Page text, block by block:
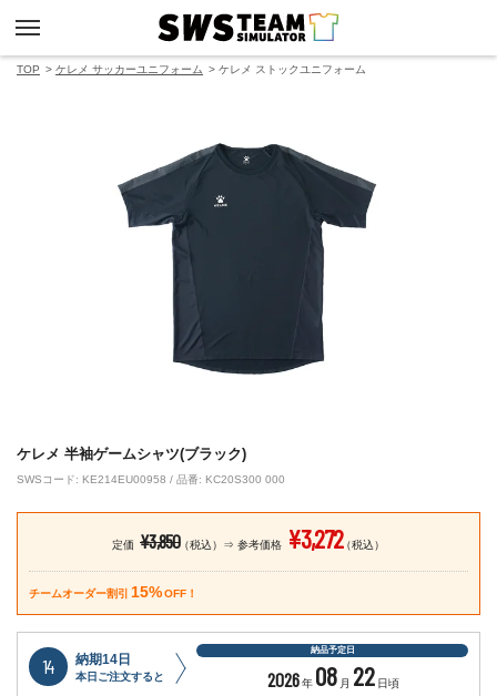
TOP ケレメ サッカーユニフォーム ケレメ ストックユニフォーム
ケレメ 半袖ゲームシャツ(ブラック)
SWSコード: KE214EU00958 / 品番: KC20S300 000
定価 ¥3,850（税込） 参考価格 ¥3,272（税込）
チームオーダー割引 15%OFF！
14 納期14日
本日ご注文すると
納品予定日
2026年 08 月 22 日頃